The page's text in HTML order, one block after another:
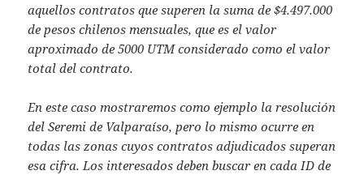
aquellos contratos que superen la suma de $4.497.000
de pesos chilenos mensuales, que es el valor
aproximado de 5000 UTM considerado como el valor
total del contrato.
En este caso mostraremos como ejemplo la resolución
del Seremi de Valparaíso, pero lo mismo ocurre en
todas las zonas cuyos contratos adjudicados superan
esa cifra. Los interesados deben buscar en cada ID de